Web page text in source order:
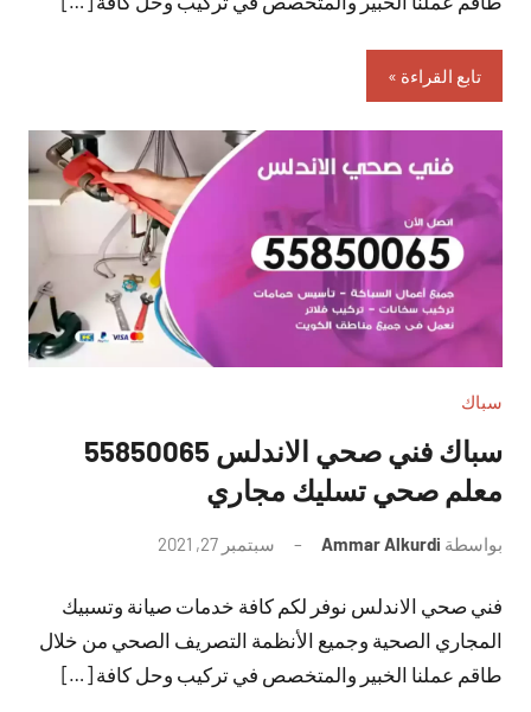
تابع القراءة
سباك
سباك فني صحي الاندلس 55850065
معلم صحي تسليك مجاري
بواسطة Ammar Alkurdi سبتمبر 27, 2021
تعليقات
فني صحي الاندلس نوفر لكم كافة خدمات صيانة وتسبيك
المجاري الصحية وجميع الأنظمة التصريف الصحي من خلال
طاقم عملنا الخبير والمتخصص في تركيب وحل كافة […]